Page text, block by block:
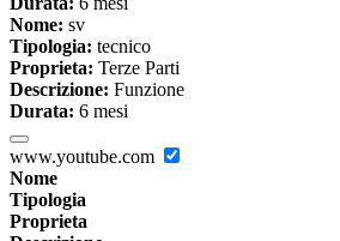
Nome: sv
Tipologia: tecnico
Proprieta: Terze Parti
Descrizione: Funzione
Durata: 6 mesi
www.youtube.com
Nome
Tipologia
Proprieta